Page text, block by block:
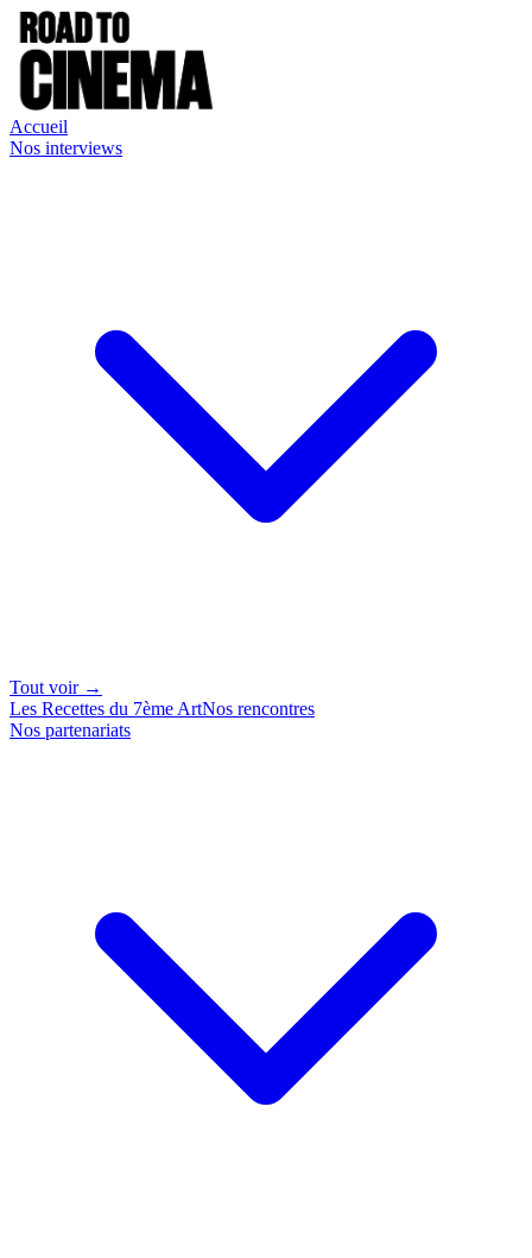
Accueil
Nos interviews
Tout voir →
Les Recettes du 7ème ArtNos rencontres
Nos partenariats